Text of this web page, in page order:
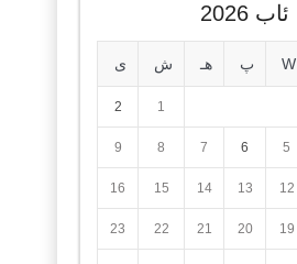
ئاب 2026
W پ هـ ش ی
1
2
5
6
7
8
9
12
13
14
15
16
19
20
21
22
23